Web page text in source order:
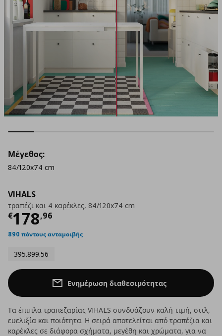
VIHALS
τραπέζι και 4 καρέκλες, 84/120x74 cm
€178,96
Τρέχουσα τιμή
890 πόντους ανταμοιβής
395.899.56
Μέγεθος:
84/120x74 cm
Ενημέρωση διαθεσιμότητας
Τα έπιπλα τραπεζαρίας VIHALS συνδυάζουν καλή τιμή, στιλ,
ευελιξία και ποιότητα. Η σειρά αποτελείται από τραπέζια και
καρέκλες σε διάφορα σχήματα, μεγέθη και χρώματα, για να